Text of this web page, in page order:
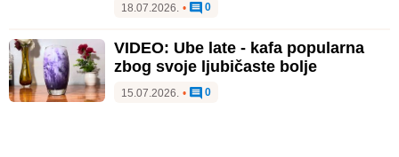
18.07.2026. • 0
VIDEO: Ube late - kafa popularna
zbog svoje ljubičaste bolje
15.07.2026. • 0